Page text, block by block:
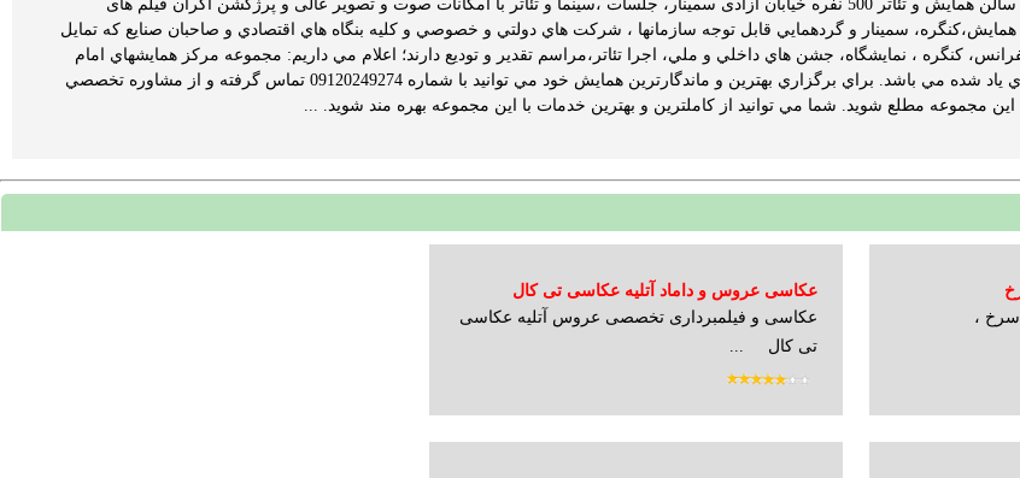
سالن همایش 500 نفره در آزادی سالن همایش و تئاتر 500 نفره خیابان آزادی سمینار، جلسات ،سینما و تئاتر با امکانات صوت و تصویر عالی و پرژکشن اکران فیلم های
سمينار و گردهمايي قابل توجه سازمانها ، شرکت هاي دولتي و خصوصي و کليه بنگاه هاي اقتصادي و صاحبان صنايع که تمايل
کنگره ، نمايشگاه، جشن هاي داخلي و ملي، اجرا تئاتر،مراسم تقدير و توديع دارند؛ اعلام مي داريم: مجموعه مركز همايشهاي امام
علي (ع) مشاور شما در زمينه هاي ياد شده مي باشد. براي برگزاري بهترين و ماندگارترين همايش خود مي توانيد با شماره 09120249274 تماس گرفته و از مشاوره تخصصي
مجموعه مطلع شويد. شما مي توانيد از کاملترين و بهترين خدمات با اين مجموعه بهره مند شويد. ...
،
عکاسی عروس و داماد آتلیه عکاسی تی کال
عکاسی و فیلمبرداری تخصصی عروس آتلیه عکاسی
تی کال ...